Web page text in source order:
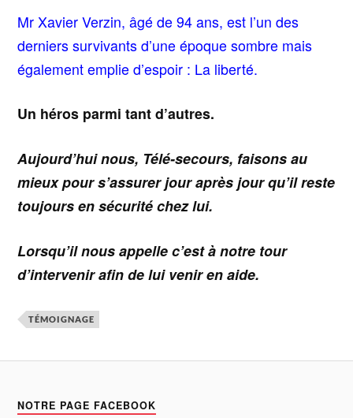
Mr Xavier Verzin, âgé de 94 ans, est l’un des
derniers survivants d’une époque sombre mais
également emplie d’espoir : La liberté.
Un héros parmi tant d’autres.
Aujourd’hui nous, Télé-secours, faisons au
mieux pour s’assurer jour après jour qu’il reste
toujours en sécurité chez lui.
Lorsqu’il nous appelle c’est à notre tour
d’intervenir afin de lui venir en aide.
TÉMOIGNAGE
NOTRE PAGE FACEBOOK